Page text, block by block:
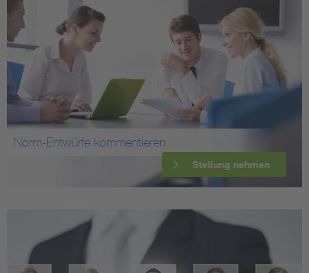
Norm-Entwürfe kommentieren
Stellung nehmen